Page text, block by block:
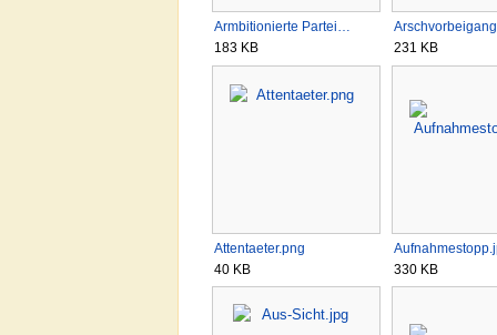
Armbitionierte Partei…
183 KB
231 KB
Attentaeter.png
40 KB
330 KB